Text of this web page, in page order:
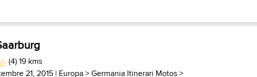
(4) 19 kms
21, 2015 | Europa>Germania Itinerari Motos>